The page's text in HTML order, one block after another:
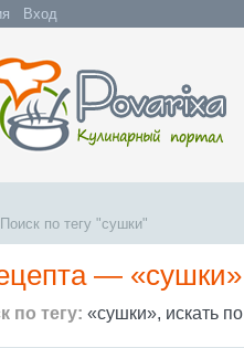
Вход
Поиск по тегу "сушки"
— «сушки»
по тегу: «сушки», искать по